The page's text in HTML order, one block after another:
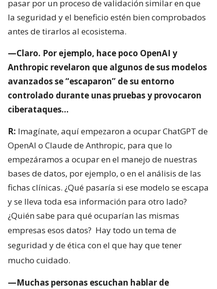
pasar por un proceso de validación similar en que
la seguridad y el beneficio estén bien comprobados
antes de tirarlos al ecosistema.
—Claro. Por ejemplo, hace poco OpenAI y
Anthropic revelaron que algunos de sus modelos
avanzados se “escaparon” de su entorno
controlado durante unas pruebas y provocaron
ciberataques…
R: Imagínate, aquí empezaron a ocupar ChatGPT de
OpenAI o Claude de Anthropic, para que lo
empezáramos a ocupar en el manejo de nuestras
bases de datos, por ejemplo, o en el análisis de las
fichas clínicas. ¿Qué pasaría si ese modelo se escapa
y se lleva toda esa información para otro lado?
¿Quién sabe para qué ocuparían las mismas
empresas esos datos? Hay todo un tema de
seguridad y de ética con el que hay que tener
mucho cuidado.
—Muchas personas escuchan hablar de